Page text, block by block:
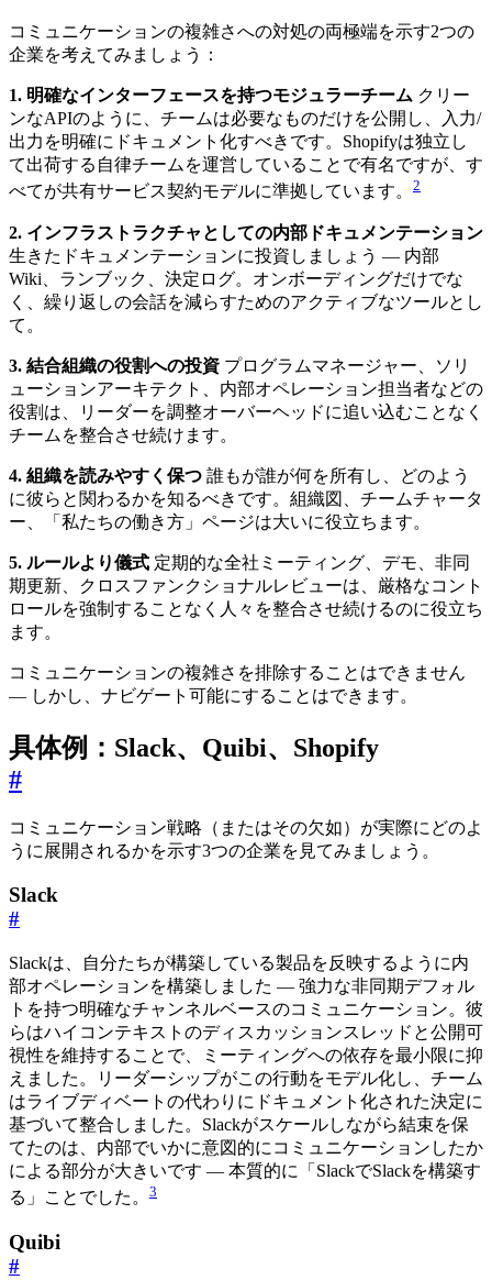
コミュニケーションの複雑さへの対処の両極端を示す2つの
企業を考えてみましょう：
1. 明確なインターフェースを持つモジュラーチーム クリー
ンなAPIのように、チームは必要なものだけを公開し、入力/
出力を明確にドキュメント化すべきです。Shopifyは独立し
て出荷する自律チームを運営していることで有名ですが、す
べてが共有サービス契約モデルに準拠しています。 2
2. インフラストラクチャとしての内部ドキュメンテーション
生きたドキュメンテーションに投資しましょう — 内部
Wiki、ランブック、決定ログ。オンボーディングだけでな
く、繰り返しの会話を減らすためのアクティブなツールとし
て。
3. 結合組織の役割への投資 プログラムマネージャー、ソリ
ューションアーキテクト、内部オペレーション担当者などの
役割は、リーダーを調整オーバーヘッドに追い込むことなく
チームを整合させ続けます。
4. 組織を読みやすく保つ 誰もが誰が何を所有し、どのよう
に彼らと関わるかを知るべきです。組織図、チームチャータ
ー、「私たちの働き方」ページは大いに役立ちます。
5. ルールより儀式 定期的な全社ミーティング、デモ、非同
期更新、クロスファンクショナルレビューは、厳格なコント
ロールを強制することなく人々を整合させ続けるのに役立ち
ます。
コミュニケーションの複雑さを排除することはできません
— しかし、ナビゲート可能にすることはできます。
具体例：Slack、Quibi、Shopify
#
コミュニケーション戦略（またはその欠如）が実際にどのよ
うに展開されるかを示す3つの企業を見てみましょう。
Slack
#
Slackは、自分たちが構築している製品を反映するように内
部オペレーションを構築しました — 強力な非同期デフォル
トを持つ明確なチャンネルベースのコミュニケーション。彼
らはハイコンテキストのディスカッションスレッドと公開可
視性を維持することで、ミーティングへの依存を最小限に抑
えました。リーダーシップがこの行動をモデル化し、チーム
はライブディベートの代わりにドキュメント化された決定に
基づいて整合しました。Slackがスケールしながら結束を保
てたのは、内部でいかに意図的にコミュニケーションしたか
による部分が大きいです — 本質的に「SlackでSlackを構築す
る」ことでした。 3
Quibi
#